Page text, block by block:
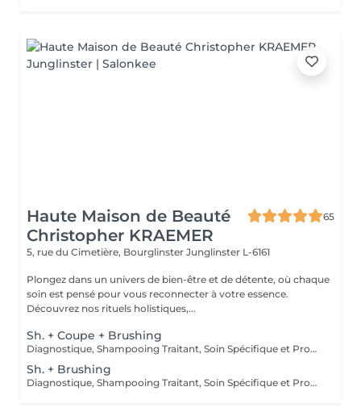
Haute Maison de Beauté
Christopher KRAEMER
65
5, rue du Cimetière, Bourglinster Junglinster L-6161
Plongez dans un univers de bien-être et de détente, où chaque
soin est pensé pour vous reconnecter à votre essence.
Découvrez nos rituels holistiques,...
Sh. + Coupe + Brushing
Diagnostique, Shampooing Traitant, Soin Spécifique et Produits Coiffants inclus
Sh. + Brushing
Diagnostique, Shampooing Traitant, Soin Spécifique et Produits Coiffants inclus